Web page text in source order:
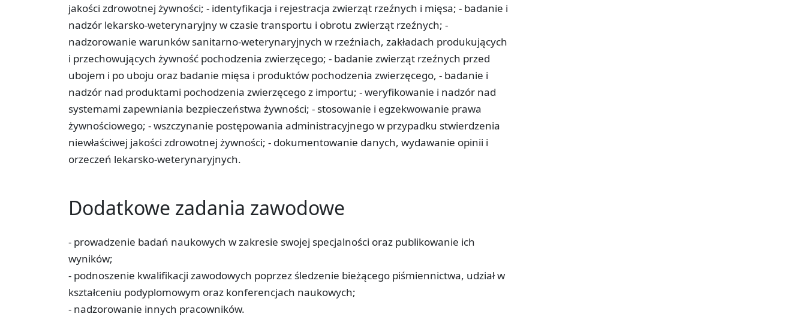
jakości zdrowotnej żywności; - identyfikacja i rejestracja zwierząt rzeźnych i mięsa; - badanie i
nadzór lekarsko-weterynaryjny w czasie transportu i obrotu zwierząt rzeźnych; -
nadzorowanie warunków sanitarno-weterynaryjnych w rzeźniach, zakładach produkujących
i przechowujących żywność pochodzenia zwierzęcego; - badanie zwierząt rzeźnych przed
ubojem i po uboju oraz badanie mięsa i produktów pochodzenia zwierzęcego, - badanie i
nadzór nad produktami pochodzenia zwierzęcego z importu; - weryfikowanie i nadzór nad
systemami zapewniania bezpieczeństwa żywności; - stosowanie i egzekwowanie prawa
żywnościowego; - wszczynanie postępowania administracyjnego w przypadku stwierdzenia
niewłaściwej jakości zdrowotnej żywności; - dokumentowanie danych, wydawanie opinii i
orzeczeń lekarsko-weterynaryjnych.
Dodatkowe zadania zawodowe
- prowadzenie badań naukowych w zakresie swojej specjalności oraz publikowanie ich
wyników;
- podnoszenie kwalifikacji zawodowych poprzez śledzenie bieżącego piśmiennictwa, udział w
kształceniu podyplomowym oraz konferencjach naukowych;
- nadzorowanie innych pracowników.